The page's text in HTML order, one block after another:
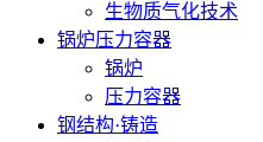
生物质气化技术
锅炉压力容器
锅炉
压力容器
钢结构·铸造